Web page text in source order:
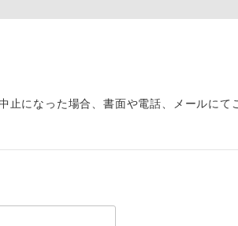
になった場合、書面や電話、メールにて
ンです。
からないコースです。